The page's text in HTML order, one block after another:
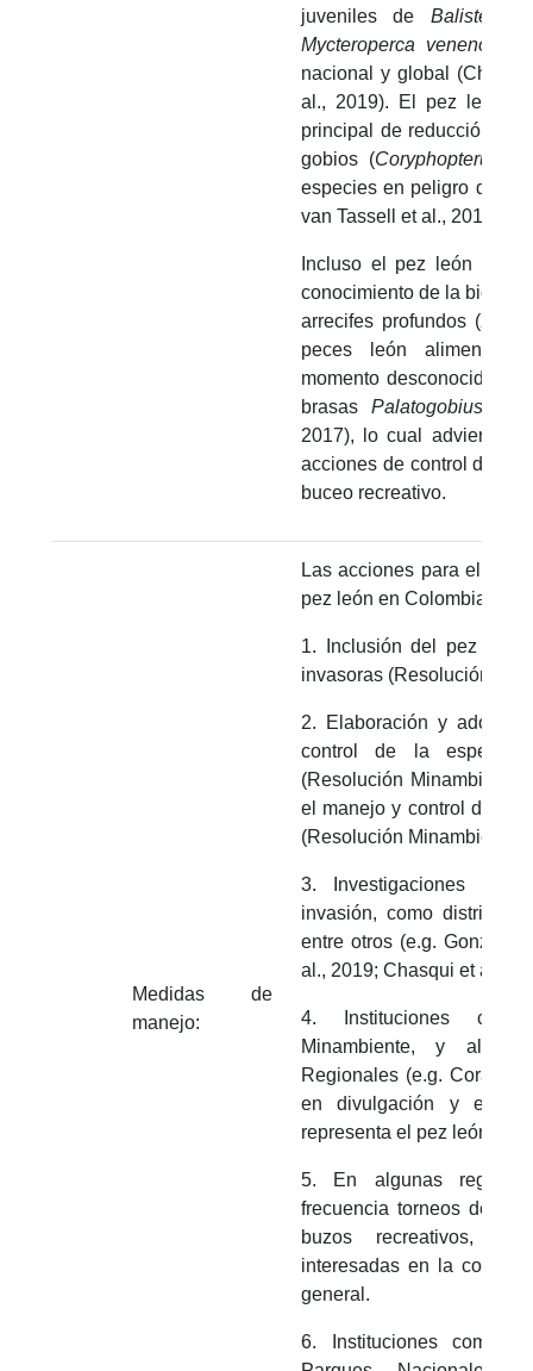
juveniles de Balistes
Mycteroperca venenosa
nacional y global
al., 2019). El pez león
principal de reducción
gobios (Coryphopterus
especies en peligro de
van Tassell et al., 2015).
Incluso el pez león se
conocimiento de la
arrecifes profundos
peces león
momento desconocidas
brasas Palatogobius
2017), lo cual advierte
acciones de control del
buceo recreativo.
Medidas de
manejo:
Las acciones para el
pez león en Colombia
1. Inclusión del pez
invasoras (Resolución
2. Elaboración y
control de la especie
(Resolución
el manejo y control del
(Resolución Minambiente
3. Investigaciones
invasión, como
entre otros (e.g.
al., 2019; Chasqui et al.,
4. Instituciones
Minambiente, y
Regionales (e.g.
en divulgación y
representa el pez león y
5. En algunas
frecuencia torneos de
buzos recreativos,
interesadas en la
general.
6. Instituciones como